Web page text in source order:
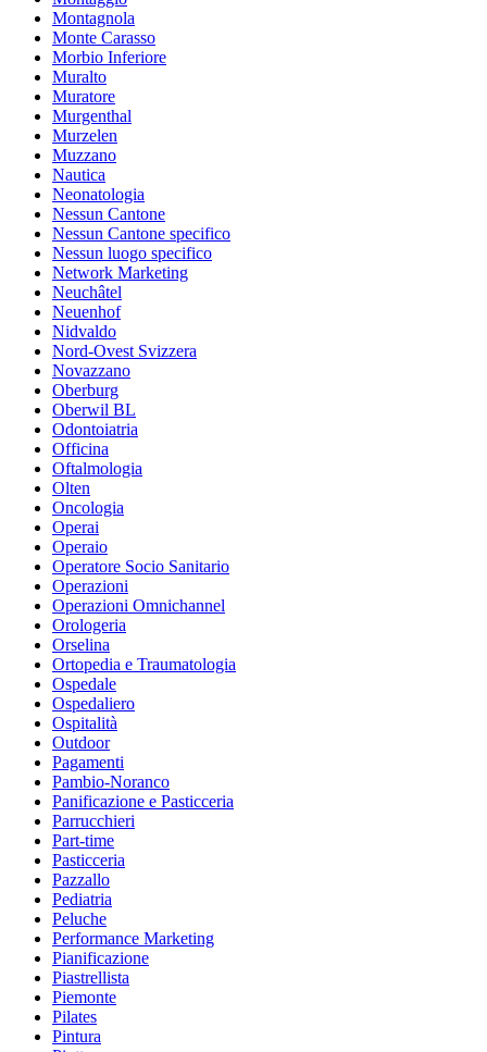
Montagnola
Monte Carasso
Morbio Inferiore
Muralto
Muratore
Murgenthal
Murzelen
Muzzano
Nautica
Neonatologia
Nessun Cantone
Nessun Cantone specifico
Nessun luogo specifico
Network Marketing
Neuchâtel
Neuenhof
Nidvaldo
Nord-Ovest Svizzera
Novazzano
Oberburg
Oberwil BL
Odontoiatria
Officina
Oftalmologia
Olten
Oncologia
Operai
Operaio
Operatore Socio Sanitario
Operazioni
Operazioni Omnichannel
Orologeria
Orselina
Ortopedia e Traumatologia
Ospedale
Ospedaliero
Ospitalità
Outdoor
Pagamenti
Pambio-Noranco
Panificazione e Pasticceria
Parrucchieri
Part-time
Pasticceria
Pazzallo
Pediatria
Peluche
Performance Marketing
Pianificazione
Piastrellista
Piemonte
Pilates
Pintura